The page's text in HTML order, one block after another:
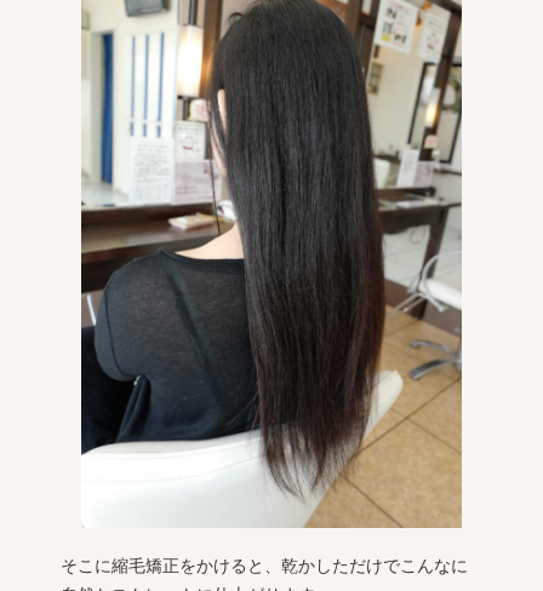
そこに縮毛矯正をかけると、乾かしただけでこんなに